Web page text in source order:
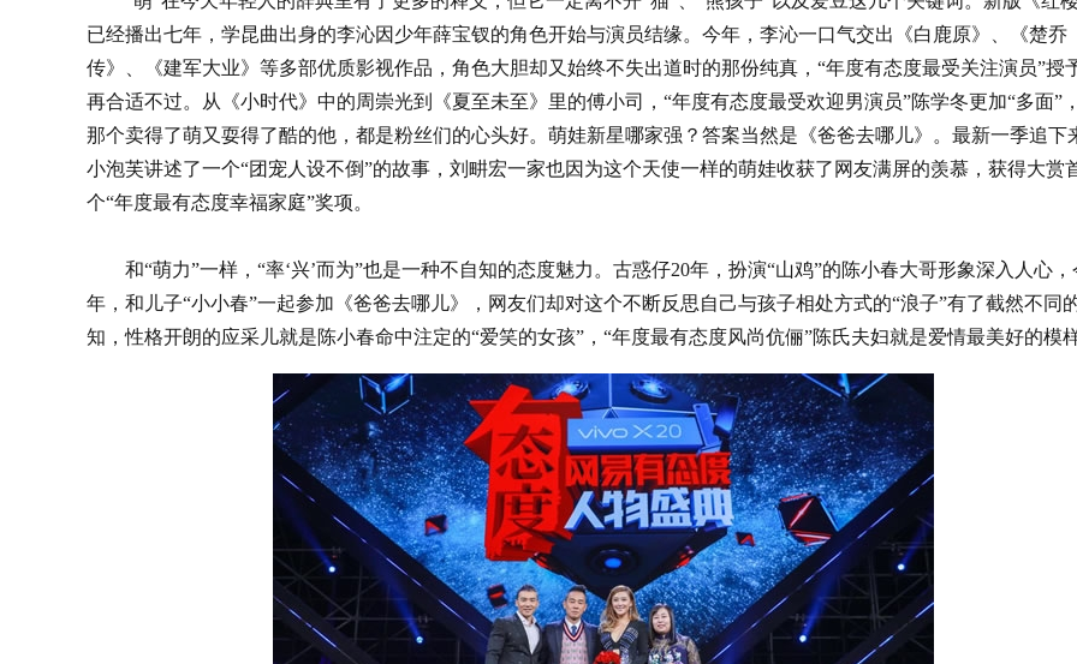
已经播出七年，学昆曲出身的李沁因少年薛宝钗的角色开始与演员结缘。今年，李沁一口气交出《白鹿原》、《楚乔
传》、《建军大业》等多部优质影视作品，角色大胆却又始终不失出道时的那份纯真，“年度有态度最受关注演员”授
再合适不过。从《小时代》中的周崇光到《夏至未至》里的傅小司，“年度有态度最受欢迎男演员”陈学冬更加“多面”
那个卖得了萌又耍得了酷的他，都是粉丝们的心头好。萌娃新星哪家强？答案当然是《爸爸去哪儿》。最新一季追下
小泡芙讲述了一个“团宠人设不倒”的故事，刘畊宏一家也因为这个天使一样的萌娃收获了网友满屏的羡慕，获得大赏
个“年度最有态度幸福家庭”奖项。
和“萌力”一样，“率‘兴’而为”也是一种不自知的态度魅力。古惑仔20年，扮演“山鸡”的陈小春大哥形象深入人心，
年，和儿子“小小春”一起参加《爸爸去哪儿》，网友们却对这个不断反思自己与孩子相处方式的“浪子”有了截然不同
知，性格开朗的应采儿就是陈小春命中注定的“爱笑的女孩”，“年度最有态度风尚伉俪”陈氏夫妇就是爱情最美好的模样